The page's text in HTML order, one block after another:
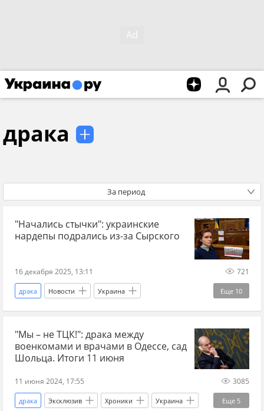
драка
За период
"Начались стычки": украинские
нардепы подрались из-за Сырского
16 декабря 2025, 13:11 721
Еще 10
драка Новости Украина
Александр Сырский Тарута
Марьяна Безуглая Рада Украина.ру
Вооруженные силы Украины Верховная Рада
"Мы – не ТЦК!": драка между
военкомами и врачами в Одессе, сад
Шольца. Итоги 11 июня
11 июня 2024, 17:55 3085
Еще 5
драка Эксклюзив Хроники Украина